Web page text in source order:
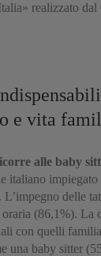
realizzato dal
e vita
alle baby
italiano
delle
oraria (86,1%). La
con quelli
una baby sitter